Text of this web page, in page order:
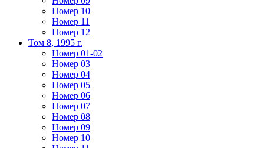
Номер 10
Номер 11
Номер 12
Том 8, 1995 г.
Номер 01-02
Номер 03
Номер 04
Номер 05
Номер 06
Номер 07
Номер 08
Номер 09
Номер 10